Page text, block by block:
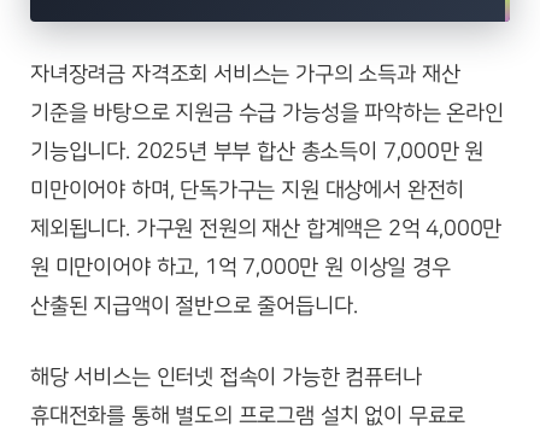
자녀장려금 자격조회 서비스는 가구의 소득과 재산
기준을 바탕으로 지원금 수급 가능성을 파악하는 온라인
기능입니다. 2025년 부부 합산 총소득이 7,000만 원
미만이어야 하며, 단독가구는 지원 대상에서 완전히
제외됩니다. 가구원 전원의 재산 합계액은 2억 4,000만
원 미만이어야 하고, 1억 7,000만 원 이상일 경우
산출된 지급액이 절반으로 줄어듭니다.
해당 서비스는 인터넷 접속이 가능한 컴퓨터나
휴대전화를 통해 별도의 프로그램 설치 없이 무료로